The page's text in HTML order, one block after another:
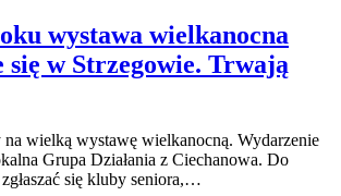
wystawa wielkanocna
się w Strzegowie. Trwają
na wielką wystawę wielkanocną. Wydarzenie
Grupa Działania z Ciechanowa. Do
zgłaszać się kluby seniora,…